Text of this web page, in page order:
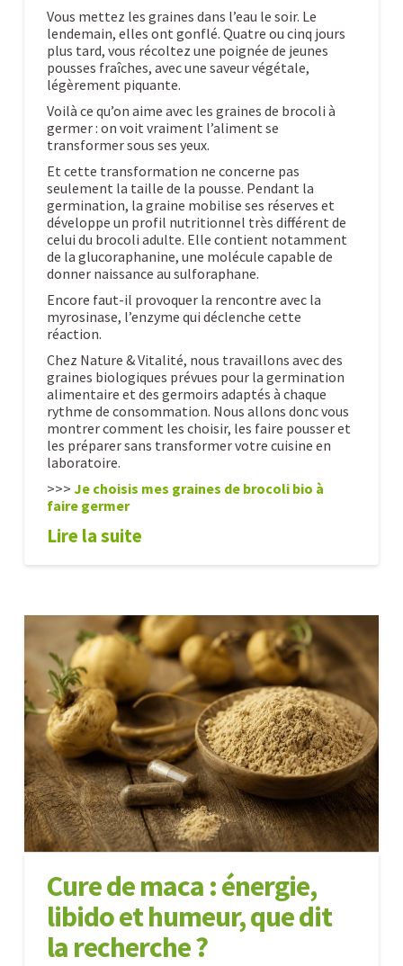
Vous mettez les graines dans l’eau le soir. Le
lendemain, elles ont gonflé. Quatre ou cinq jours
plus tard, vous récoltez une poignée de jeunes
pousses fraîches, avec une saveur végétale,
légèrement piquante.
Voilà ce qu’on aime avec les graines de brocoli à
germer : on voit vraiment l’aliment se
transformer sous ses yeux.
Et cette transformation ne concerne pas
seulement la taille de la pousse. Pendant la
germination, la graine mobilise ses réserves et
développe un profil nutritionnel très différent de
celui du brocoli adulte. Elle contient notamment
de la glucoraphanine, une molécule capable de
donner naissance au sulforaphane.
Encore faut-il provoquer la rencontre avec la
myrosinase, l’enzyme qui déclenche cette
réaction.
Chez Nature & Vitalité, nous travaillons avec des
graines biologiques prévues pour la germination
alimentaire et des germoirs adaptés à chaque
rythme de consommation. Nous allons donc vous
montrer comment les choisir, les faire pousser et
les préparer sans transformer votre cuisine en
laboratoire.
>>> Je choisis mes graines de brocoli bio à
faire germer
Lire la suite
Graines
brocoli
à
germer
:
la
meilleure
source
naturelle
de
sulforaphane
Cure de maca : énergie,
libido et humeur, que dit
la recherche ?